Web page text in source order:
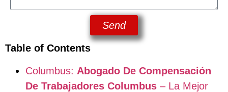
Send
Table of Contents
Columbus: Abogado De Compensación
De Trabajadores Columbus – La Mejor